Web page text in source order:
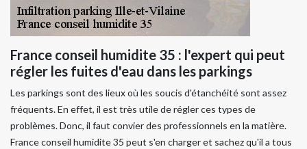
France conseil humidite 35 : l'expert qui peut
régler les fuites d'eau dans les parkings
Les parkings sont des lieux où les soucis d'étanchéité sont assez
fréquents. En effet, il est très utile de régler ces types de
problèmes. Donc, il faut convier des professionnels en la matière.
France conseil humidite 35 peut s'en charger et sachez qu'il a tous